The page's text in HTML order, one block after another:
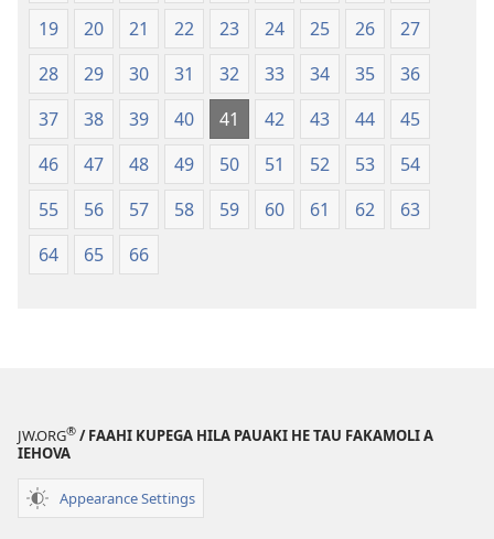
19
20 21 22 23 24 25 26
27
28
29 30 31 32 33 34 35
36
37
38 39 40 41 42 43 44
45
46
47 48 49 50 51 52 53
54
55
56 57 58 59 60 61 62
63
64
65 66
JW.ORG® / FAAHI KUPEGA HILA PAUAKI HE TAU FAKAMOLI A
IEHOVA
Appearance Settings